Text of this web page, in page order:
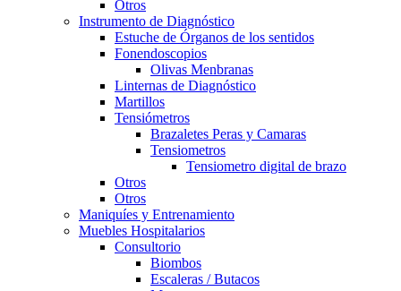
Otros
Instrumento de Diagnóstico
Estuche de Órganos de los sentidos
Fonendoscopios
Olivas Menbranas
Linternas de Diagnóstico
Martillos
Tensiómetros
Brazaletes Peras y Camaras
Tensiometros
Tensiometro digital de brazo
Otros
Otros
Maniquíes y Entrenamiento
Muebles Hospitalarios
Consultorio
Biombos
Escaleras / Butacos